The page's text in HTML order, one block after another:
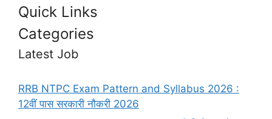
Quick Links
Categories
Latest Job
RRB NTPC Exam Pattern and Syllabus 2026 :
12वीं पास सरकारी नौकरी 2026